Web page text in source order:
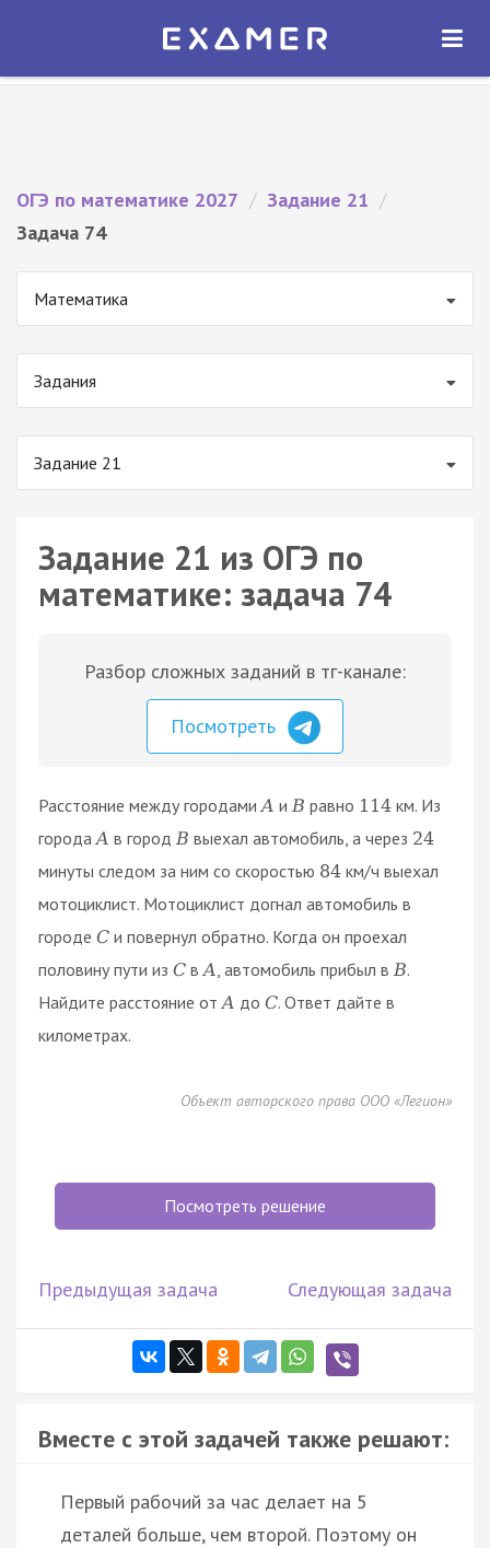
Экзамер — ЕГЭ 2027
ОТКРЫТЬ
ОГЭ по математике 2027 / Задание 21 /
Задача 74
Математика
Задания
Задание 21
Задание 21 из ОГЭ по
математике: задача 74
Разбор сложных заданий в тг-канале:
Посмотреть
Расстояние между городами A и B равно 114 км. Из
города A в город B выехал автомобиль, а через 24
минуты следом за ним со скоростью 84 км/ч выехал
мотоциклист. Мотоциклист догнал автомобиль в
городе C и повернул обратно. Когда он проехал
половину пути из C в A , автомобиль прибыл в B.
Найдите расстояние от A до C. Ответ дайте в
километрах.
Объект авторского права ООО «Легион»
Посмотреть решение
Предыдущая задача Следующая задача
Вместе с этой задачей также решают:
Первый рабочий за час делает на 5
деталей больше, чем второй. Поэтому он